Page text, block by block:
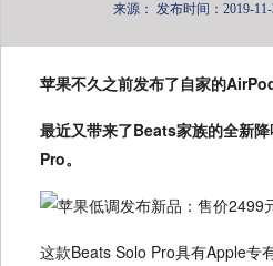
来源： 发布时间：2019-11-
苹果不久之前发布了自家的
最近又带来了Beats家族的全新
Pro。
这款Beats Solo Pro具有Apple专